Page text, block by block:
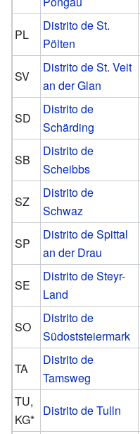
PL
Distrito de St.
Pölten
SV
Distrito de St. Veit
an der Glan
SD
Distrito de
Schärding
SB
Distrito de
Scheibbs
SZ
Distrito de
Schwaz
SP
Distrito de Spittal
an der Drau
SE
Distrito de Steyr-
Land
SO
Distrito de
Südoststeiermark
TA
Distrito de
Tamsweg
TU,
KG*
Distrito de Tulln